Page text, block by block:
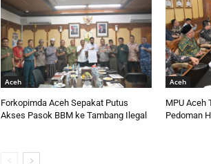
Aceh
Forkopimda Aceh Sepakat Putus
Akses Pasok BBM ke Tambang Ilegal
Aceh
MPU Aceh
Pedoman